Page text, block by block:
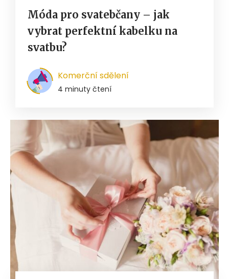
Móda pro svatebčany – jak
vybrat perfektní kabelku na
svatbu?
Komerční sdělení
4 minuty čtení